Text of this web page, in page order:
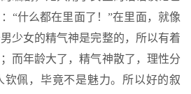
“什么都在里面了！”在里面，就像
少女的精气神是完整的，所以有着
而年龄大了，精气神散了，理性分
钦佩，毕竟不是魅力。所以好的叙